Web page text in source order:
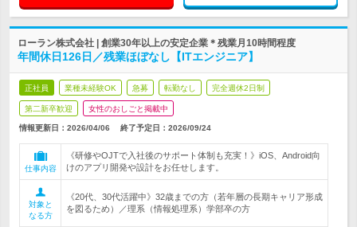
ローラン株式会社 | 創業30年以上の安定企業＊残業月10時間程度
年間休日126日／残業ほぼなし【ITエンジニア】
正社員 業種未経験OK 急募 転勤なし 完全週休2日制
第二新卒歓迎 女性のおしごと掲載中
情報更新日：2026/04/06 終了予定日： 2026/09/24
仕事内容
《研修やOJTで入社後のサポート体制も充実！》iOS、Android向
けのアプリ開発や設計をお任せします。
対象と
なる方
《20代、30代活躍中》32歳までの方（若年層の長期キャリア形成
を図るため）／理系（情報処理系）学部卒の方